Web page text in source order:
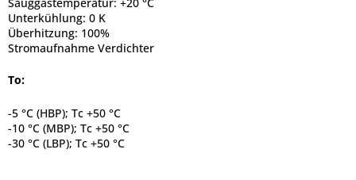
Unterkühlung: 0 K
Überhitzung: 100%
Stromaufnahme Verdichter
To:
-5 °C (HBP); Tc +50 °C
-10 °C (MBP); Tc +50 °C
-30 °C (LBP); Tc +50 °C